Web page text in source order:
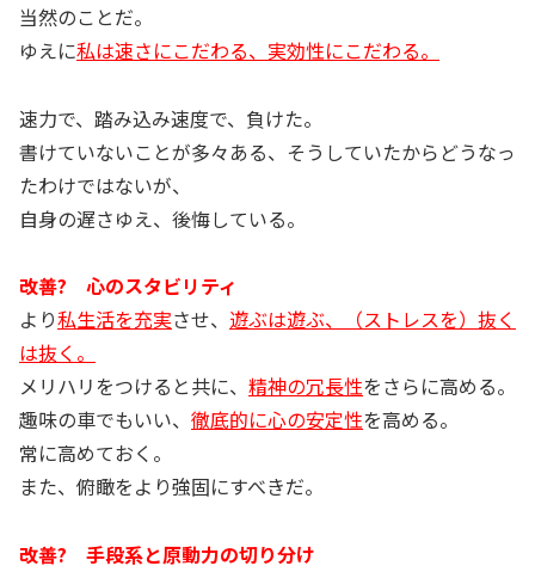
当然のことだ。
ゆえに私は速さにこだわる、実効性にこだわる。
速力で、踏み込み速度で、負けた。
書けていないことが多々ある、そうしていたからどうなっ
たわけではないが、
自身の遅さゆえ、後悔している。
改善? 心のスタビリティ
より私生活を充実させ、 遊ぶは遊ぶ、（ストレスを）抜く
は抜く。
メリハリをつけると共に、 精神の冗長性をさらに高める。
趣味の車でもいい、 徹底的に心の安定性を高める。
常に高めておく。
また、俯瞰をより強固にすべきだ。
改善? 手段系と原動力の切り分け